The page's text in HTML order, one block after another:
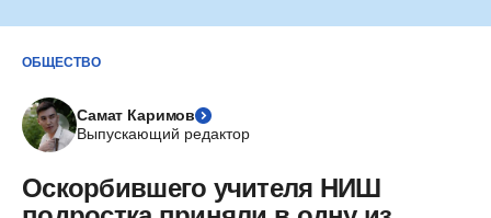
ОБЩЕСТВО
Самат Каримов
Выпускающий редактор
Оскорбившего учителя НИШ